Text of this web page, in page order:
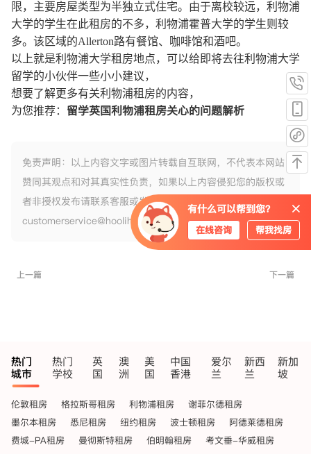
限，主要房屋类型为半独立式住宅。由于离校较远，利物浦
大学的学生在此租房的不多，利物浦霍普大学的学生则较
多。该区域的Allerton路有餐馆、咖啡馆和酒吧。
以上就是利物浦大学租房地点，可以给即将去往利物浦大学
留学的小伙伴一些小小建议，
想要了解更多有关利物浦租房的内容，
为您推荐： 留学英国利物浦租房关心的问题解析
免责声明：以上内容文字或图片转载自互联网，不代表本网站
赞同其观点和对其真实性负责，如果以上内容侵犯您的版权或
者非授权发布请联系客服或发送邮件
customerservice@hoolihome.com申请删除，谢谢。
上一篇 下一篇
热门
城市
热门
学校
英
国
澳
洲
美
国
中国
香港
爱尔
兰
新西
兰
新加
坡
伦敦租房 格拉斯哥租房 利物浦租房
谢菲尔德租房
墨尔本租房
悉尼租房 纽约租房 波士顿租房
阿德莱德租房
费城-PA租房
曼彻斯特租房 伯明翰租房
考文垂-华威租房
有什么可以帮到您？
在线咨询 帮我找房